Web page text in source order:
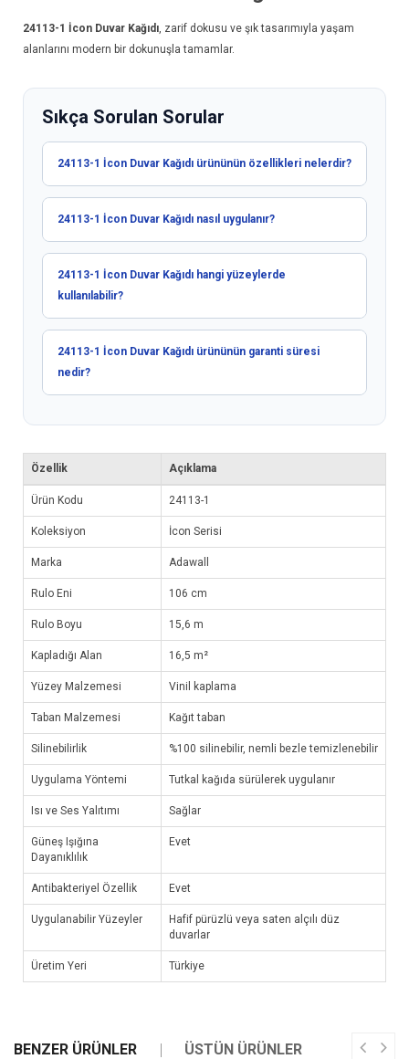
24113-1 İcon Duvar Kağıdı , zarif dokusu ve şık tasarımıyla yaşam
alanlarını modern bir dokunuşla tamamlar.
Sıkça Sorulan Sorular
24113-1 İcon Duvar Kağıdı ürününün özellikleri nelerdir?
24113-1 İcon Duvar Kağıdı nasıl uygulanır?
24113-1 İcon Duvar Kağıdı hangi yüzeylerde
kullanılabilir?
24113-1 İcon Duvar Kağıdı ürününün garanti süresi
nedir?
Özellik Açıklama
Ürün Kodu 24113-1
Koleksiyon İcon Serisi
Marka Adawall
Rulo Eni 106 cm
Rulo Boyu 15,6 m
Kapladığı Alan 16,5 m²
Yüzey Malzemesi Vinil kaplama
Taban Malzemesi Kağıt taban
Silinebilirlik %100 silinebilir, nemli bezle temizlenebilir
Uygulama Yöntemi Tutkal kağıda sürülerek uygulanır
Isı ve Ses Yalıtımı Sağlar
Güneş Işığına
Dayanıklılık
Evet
Antibakteriyel Özellik Evet
Uygulanabilir Yüzeyler
Hafif pürüzlü veya saten alçılı düz
duvarlar
Üretim Yeri Türkiye
BENZER ÜRÜNLER ÜSTÜN ÜRÜNLER